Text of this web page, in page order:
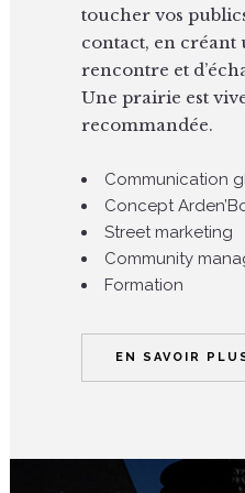
toucher vos
contact, en créant
rencontre et
Une prairie est
recommandée.
Communication
Concept
Street marketing
Community
Formation
EN SAVOIR